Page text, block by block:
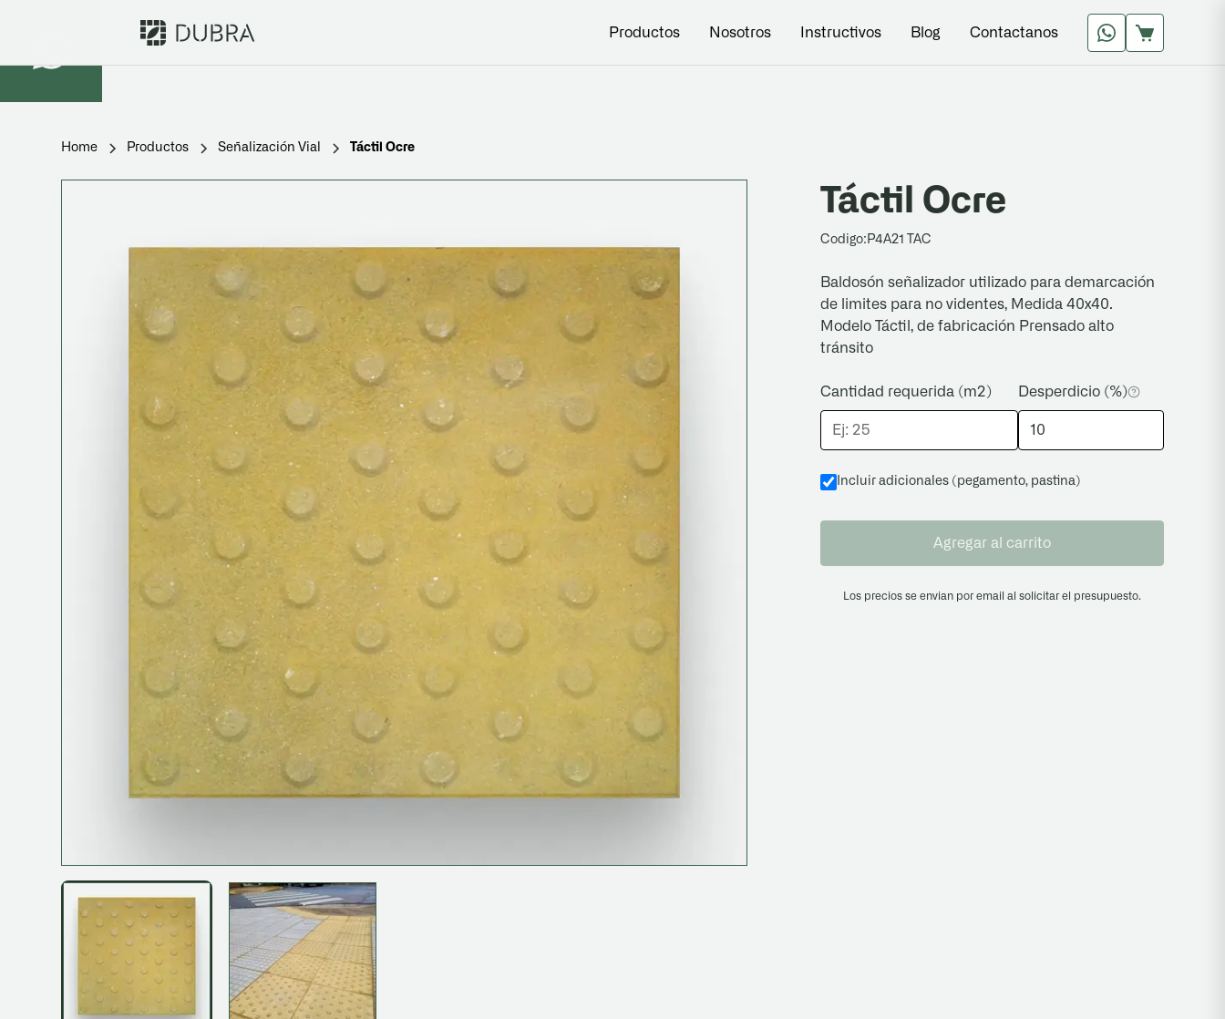
Productos Nosotros Instructivos Blog Contactanos
Home Productos Señalización Vial Táctil Ocre
Táctil Ocre
Codigo: P4A21 TAC
Baldosón señalizador utilizado para demarcación
de limites para no videntes, Medida 40x40.
Modelo Táctil, de fabricación Prensado alto
tránsito
Cantidad requerida (m2) Desperdicio (%)
Incluir adicionales (pegamento, pastina)
Agregar al carrito
Los precios se envian por email al solicitar el presupuesto.